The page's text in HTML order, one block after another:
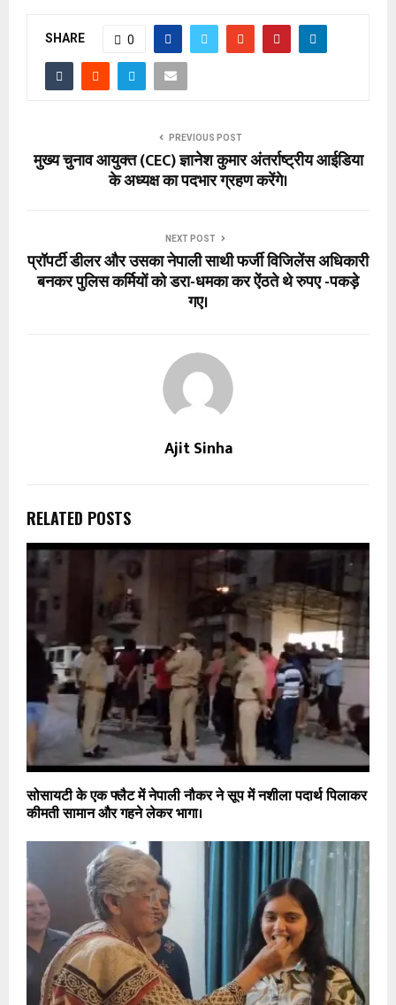
SHARE 0
PREVIOUS POST
मुख्य चुनाव आयुक्त (CEC) ज्ञानेश कुमार अंतर्राष्ट्रीय आईडिया
के अध्यक्ष का पदभार ग्रहण करेंगे।
NEXT POST
प्रॉपर्टी डीलर और उसका नेपाली साथी फर्जी विजिलेंस अधिकारी
बनकर पुलिस कर्मियों को डरा-धमका कर ऐंठते थे रुपए -पकड़े
गए।
Ajit Sinha
RELATED POSTS
सोसायटी के एक फ्लैट में नेपाली नौकर ने सूप में नशीला पदार्थ पिलाकर
कीमती सामान और गहने लेकर भागा।